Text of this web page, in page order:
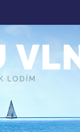
LODÍM